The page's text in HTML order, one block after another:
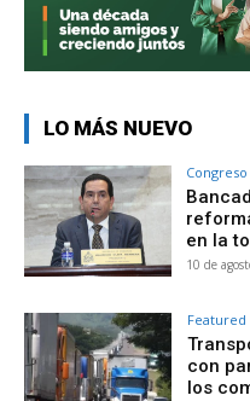
LO MÁS NUEVO
en la
10 de
Featured
con
los